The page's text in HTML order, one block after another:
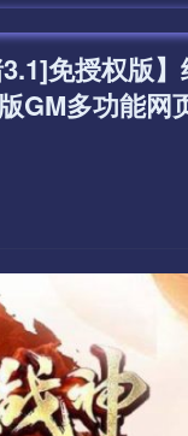
免授权版
GM多功能网